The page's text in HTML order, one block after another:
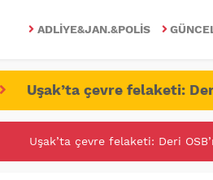
ADLIYE&JAN.&POLIS
Uşak’ta çevre felaketi:
UŞAK ÜNİVERİTESİNDE FETÖ/